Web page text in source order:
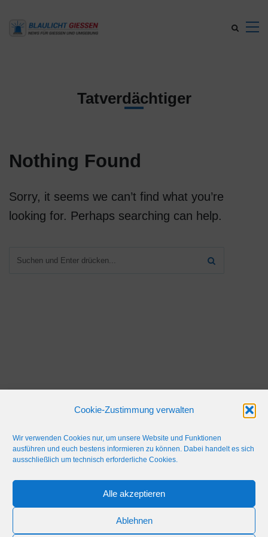
Cookie-Zustimmung verwalten
Wir verwenden Cookies nur, um unsere Website und Funktionen
ausführen und euch bestens informieren zu können. Dabei handelt es sich
ausschließlich um technisch erforderliche Cookies.
Alle akzeptieren
Ablehnen
Tatverdächtiger
Nothing Found
Sorry, it seems we can’t find what you’re
looking for. Perhaps searching can help.